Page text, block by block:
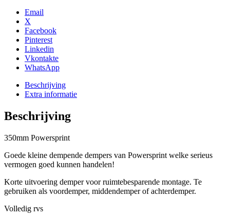
Email
X
Facebook
Pinterest
Linkedin
Vkontakte
WhatsApp
Beschrijving
Extra informatie
Beschrijving
350mm Powersprint
Goede kleine dempende dempers van Powersprint welke serieus
vermogen goed kunnen handelen!
Korte uitvoering demper voor ruimtebesparende montage. Te
gebruiken als voordemper, middendemper of achterdemper.
Volledig rvs